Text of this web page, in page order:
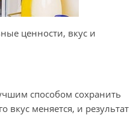
ценности, вкус и
способом сохранить
вкус меняется, и результат